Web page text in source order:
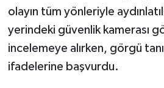
olayın tüm yönleriyle
yerindeki güvenlik kamerası
incelemeye alırken, görgü
ifadelerine başvurdu.